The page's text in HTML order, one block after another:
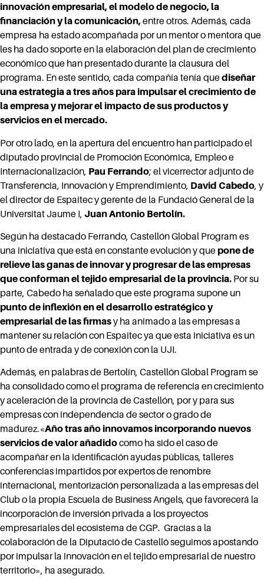
innovación empresarial, el modelo de negocio, la
financiación y la comunicación, entre otros. Además, cada
empresa ha estado acompañada por un mentor o mentora que
les ha dado soporte en la elaboración del plan de crecimiento
económico que han presentado durante la clausura del
programa. En este sentido, cada compañía tenía quediseñar
una estrategia a tres años para impulsar el crecimiento de
la empresa y mejorar el impacto de sus productos y
servicios en el mercado.
Por otro lado, en la apertura del encuentro han participado el
diputado provincial de Promoción Económica, Empleo e
Internacionalización, Pau Ferrando; el vicerrector adjunto de
Transferencia, Innovación y Emprendimiento, David Cabedo, y
el director de Espaitec y gerente de la Fundació General de la
Universitat Jaume I, Juan Antonio Bertolín.
Según ha destacado Ferrando, Castellón Global Program es
una iniciativa que está en constante evolución y que pone de
relieve las ganas de innovar y progresar de las empresas
que conforman el tejido empresarial de la provincia. Por su
parte, Cabedo ha señalado que este programa supone un
punto de inflexión en el desarrollo estratégico y
empresarial de las firmasy ha animado a las empresas a
mantener su relación con Espaitec ya que esta iniciativa es un
punto de entrada y de conexión con la UJI.
Además, en palabras de Bertolín, Castellón Global Program se
ha consolidado como el programa de referencia en crecimiento
y aceleración de la provincia de Castellón, por y para sus
empresas con independencia de sector o grado de
madurez.«Año tras año innovamos incorporando nuevos
servicios de valor añadidocomo ha sido el caso de
acompañar en la identificación ayudas públicas, talleres
conferencias impartidos por expertos de renombre
internacional, mentorización personalizada a las empresas del
Club o la propia Escuela de Business Angels, que favorecerá la
incorporación de inversión privada a los proyectos
empresariales del ecosistema de CGP. Gracias a la
colaboración de la Diputació de Castelló seguimos apostando
por impulsar la innovación en el tejido empresarial de nuestro
territorio», ha asegurado.